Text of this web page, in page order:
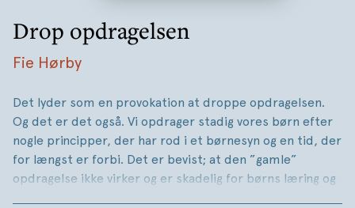
Drop opdragelsen
Fie Hørby
Det lyder som en provokation at droppe opdragelsen.
Og det er det også. Vi opdrager stadig vores børn efter
nogle principper, der har rod i et børnesyn og en tid, der
for længst er forbi. Det er bevist; at den ”gamle”
opdragelse ikke virker og er skadelig for børns læring og